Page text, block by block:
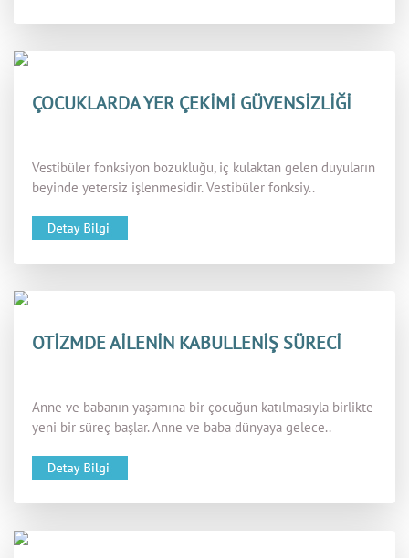
ÇOCUKLARDA YER ÇEKİMİ GÜVENSİZLİĞİ
Vestibüler fonksiyon bozukluğu, iç kulaktan gelen duyuların
beyinde yetersiz işlenmesidir. Vestibüler fonksiy..
OTİZMDE AİLENİN KABULLENİŞ SÜRECİ
Anne ve babanın yaşamına bir çocuğun katılmasıyla birlikte
yeni bir süreç başlar. Anne ve baba dünyaya gelece..